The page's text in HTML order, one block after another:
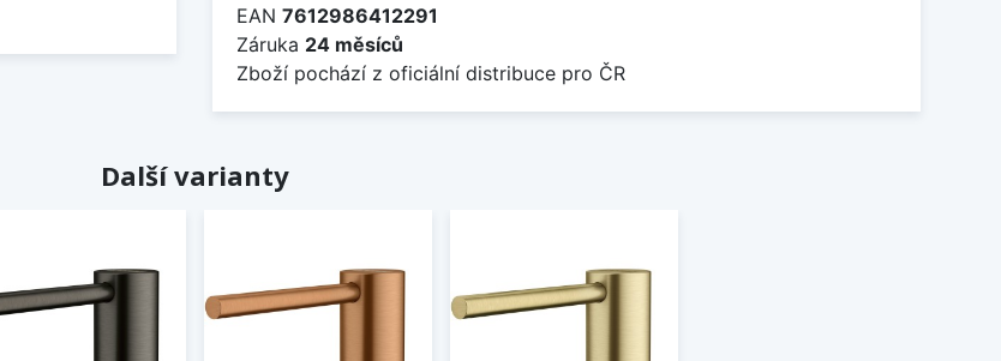
EAN 7612986412291
Záruka 24 měsíců
Zboží pochází z oficiální distribuce pro ČR
Další varianty